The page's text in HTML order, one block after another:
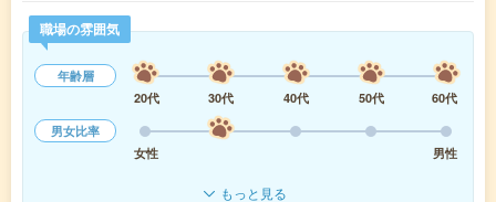
職場の雰囲気
年齢層
20代
30代 40代 50代
60代
男女比率
女性
男性
もっと見る